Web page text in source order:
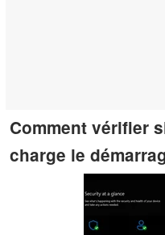
Comment vérifier
charge le